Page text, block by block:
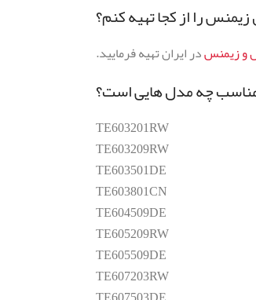
را از کجا تهیه کنم؟
و زیمنسدر ایران تهیه فرمایید.
TE603201RW
TE603209RW
TE603501DE
TE603801CN
TE604509DE
TE605209RW
TE605509DE
TE607203RW